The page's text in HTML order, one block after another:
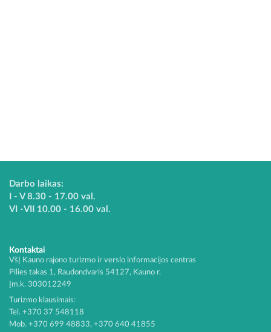
Darbo laikas:
I - V 8.30 - 17.00 val.
VI -VII 10.00 - 16.00 val.
Kontaktai
VšĮ Kauno rajono turizmo ir verslo informacijos centras
Pilies takas 1, Raudondvaris 54127, Kauno r.
Įm.k. 303012249
Turizmo klausimais:
Tel. +370 37 548118
Mob. +370 699 48833, +370 640 41855